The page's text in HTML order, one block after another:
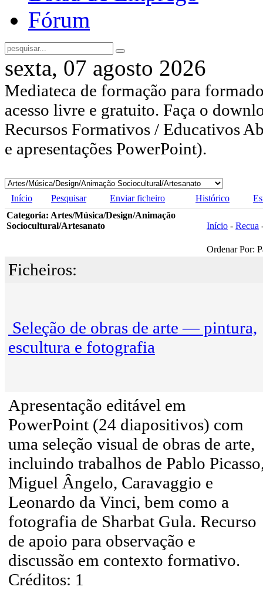
Fórum
sexta, 07 agosto 2026
Mediateca de formação para
acesso livre e gratuito. Faça o
Recursos Formativos / Educativos
e apresentações PowerPoint).
Início Pesquisar Enviar ficheiro Histórico
Categoria: Artes/Música/Design/Animação
Sociocultural/Artesanato
Início - Recua
Ordenar Por:
Ficheiros:
Seleção de obras de arte — pintura,
escultura e fotografia
Apresentação editável em
PowerPoint (24 diapositivos) com
uma seleção visual de obras de arte,
incluindo trabalhos de Pablo
Miguel Ângelo, Caravaggio e
Leonardo da Vinci, bem como a
fotografia de Sharbat Gula. Recurso
de apoio para observação e
discussão em contexto formativo.
Créditos: 1